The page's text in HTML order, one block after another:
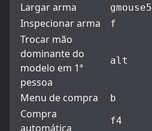
Largar arma gmouse5
Inspecionar arma f
Trocar mão
dominante do
modelo em 1ª
pessoa
alt
Menu de compra b
Compra
automática
f4